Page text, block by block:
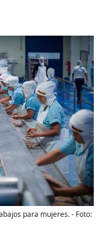
para mujeres.- Foto: